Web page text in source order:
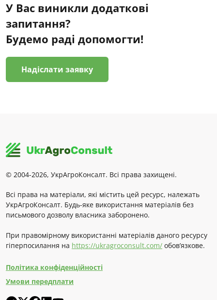
У Вас виникли додаткові
запитання?
Будемо раді допомогти!
Надіслати заявку
© 2004-2026, УкрАгроКонсалт. Всі права захищені.
Всі права на матеріали, які містить цей ресурс, належать
УкрАгроКонсалт. Будь-яке використання матеріалів без
письмового дозволу власника заборонено.
При правомірному використанні матеріалів даного ресурсу
гіперпосилання на https://ukragroconsult.com/ обов’язкове.
Політика конфіденційності
Умови передплати